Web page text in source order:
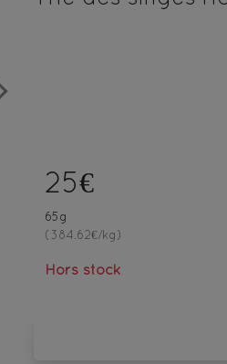
25€
65g
(384.62€/kg)
Hors stock